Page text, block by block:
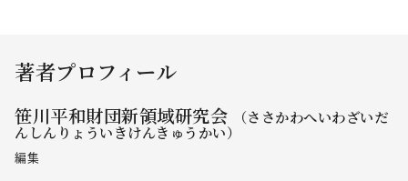
著者プロフィール
笹川平和財団新領域研究会 （ささかわへいわざいだ
んしんりょういきけんきゅうかい）
編集